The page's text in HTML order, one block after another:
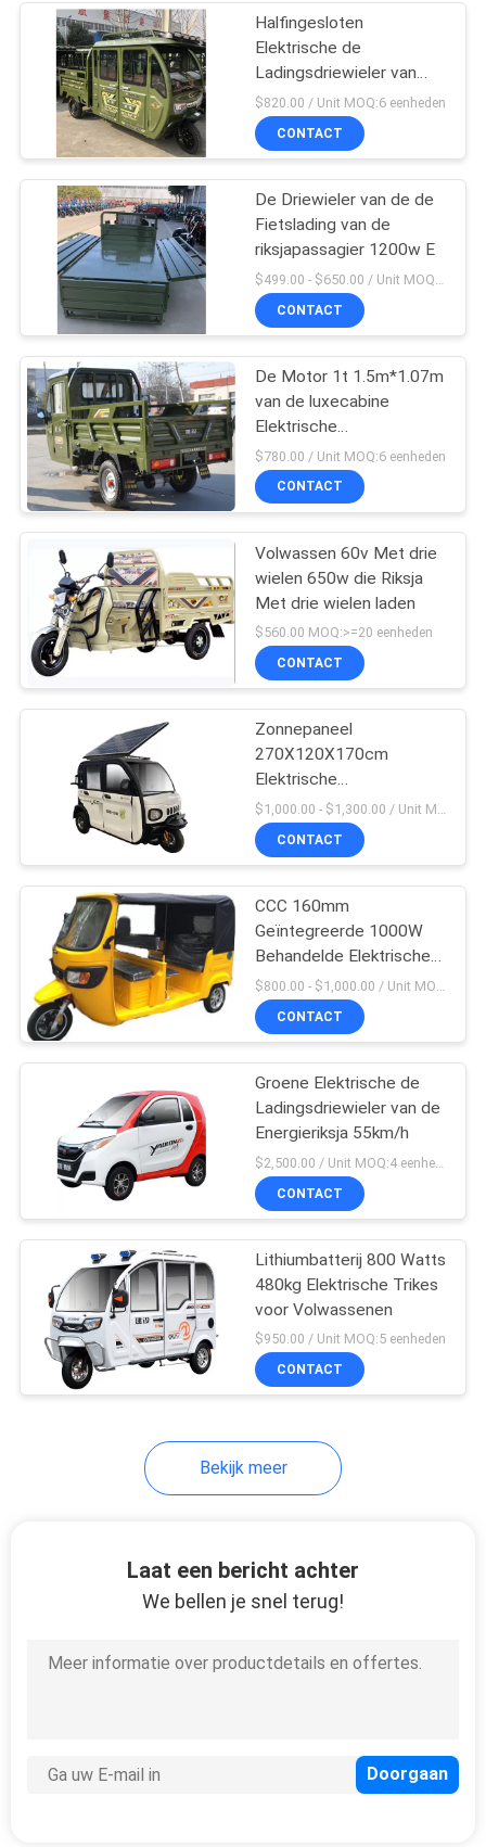
Gemotoriseerde
Passagiersdriewieler
Elektrische
Ladingsdriewieler
36
Elektrische
Passagiersdriewieler
30
3 de Motorfiets van
de wiellading
Benzinedriewieler
Cabinedriewieler
Halfingesloten
Elektrische de
Ladingsdriewieler van
50km/H 330kg
$820.00 / Unit MOQ:6 eenheden
CONTACT
De Driewieler van de de
Fietslading van de
riksjapassagier 1200w E
CONTACT
De Motor 1t 1.5m*1.07m
van de luxecabine
Elektrische
Ladingsdriewieler
$780.00 / Unit MOQ:6 eenheden
CONTACT
Volwassen 60v Met drie
wielen 650w die Riksja
Met drie wielen laden
$560.00 MOQ:>=20 eenheden
CONTACT
Zonnepaneel
270X120X170cm
Elektrische
Ladingsdriewieler
$1,000.00 - $1,300.00 / Unit MOQ:1 eenheid
CONTACT
CCC 160mm
Geïntegreerde 1000W
Behandelde Elektrische
Driewieler
CONTACT
Groene Elektrische de
Ladingsdriewieler van de
Energieriksja 55km/h
CONTACT
Lithiumbatterij 800 Watts
480kg Elektrische Trikes
voor Volwassenen
$950.00 / Unit MOQ:5 eenheden
CONTACT
Bekijk meer
Laat een bericht achter
We bellen je snel terug!